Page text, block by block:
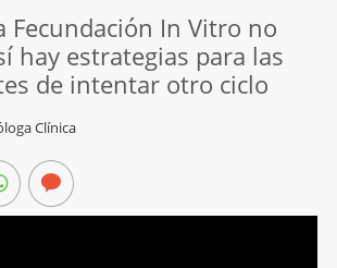
Fecundación In Vitro no
hay estrategias para las
de intentar otro ciclo
Clínica